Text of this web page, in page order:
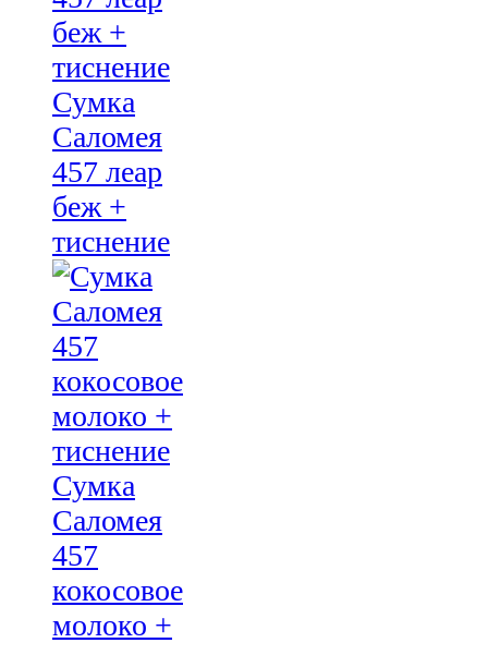
Сумка
Саломея
457 леар
беж +
тиснение
Сумка
Саломея
457
кокосовое
молоко +